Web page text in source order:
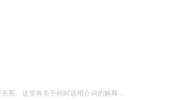
系。这里有关于何时该用介词的解释，